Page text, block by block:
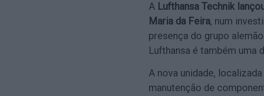
A Lufthansa Technik
Maria da Feira, num
presença do grupo
Lufthansa é também uma
A nova unidade,
manutenção de